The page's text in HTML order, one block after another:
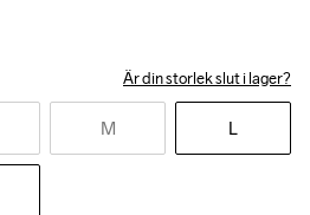
Är din storlek slut i lager?
M L